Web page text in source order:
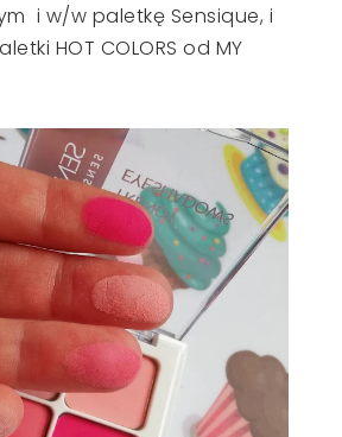
i w/w paletkę Sensique, i
HOT COLORS od MY